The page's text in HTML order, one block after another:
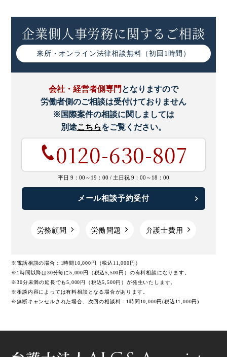
企業側人事労務に関するご相談
来所・オンライン法律相談無料（初回1時間）
会社・経営者側専門 となりますので
労働者側のご相談は受付けておりません
※国際案件の相談に関しましては
別途こちらをご覧ください。
0120-630-807
平日 9：00～19：00 / 土日祝 9：00～18：00
メール相談予約受付
労務顧問 労働問題 弁護士費用
※電話相談の場合：1時間10,000円（税込11,000円）
※1時間以降は30分毎に5,000円（税込5,500円）の有料相談になります。
※30分未満の延長でも5,000円（税込5,500円）が発生いたします。
※相談内容によっては有料相談となる場合があります。
※無断キャンセルされた場合、次回の相談料：1時間10,000円(税込11,000円)